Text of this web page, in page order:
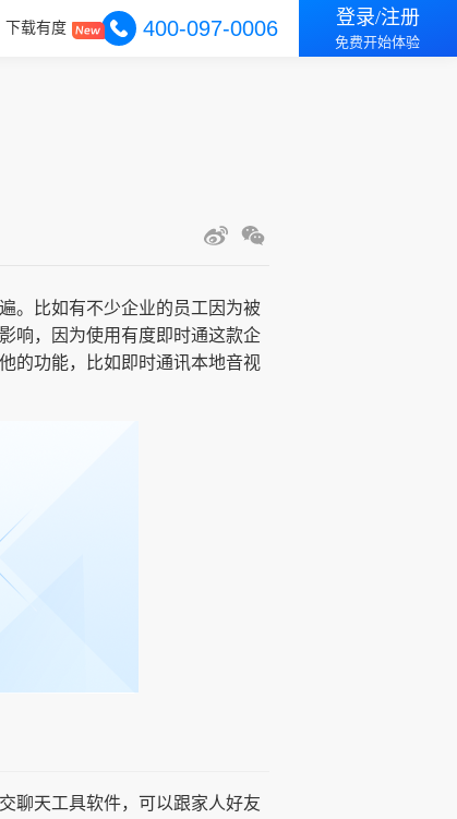
下载有度 400-097-0006 登录/注册
免费开始体验
。比如有不少企业的员工因为被
响，因为使用有度即时通这款企
的功能，比如即时通讯本地音视
聊天工具软件，可以跟家人好友